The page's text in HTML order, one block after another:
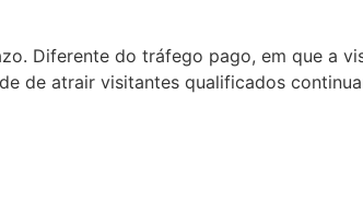
Diferente do tráfego pago, em que a
de atrair visitantes qualificados